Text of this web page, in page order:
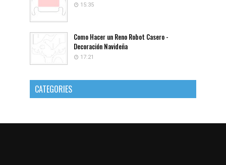
15:35
Como Hacer un Reno Robot Casero -
Decoración Navideña
17:21
CATEGORIES